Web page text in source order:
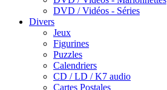
DVD / Vidéos - Séries
Divers
Jeux
Figurines
Puzzles
Calendriers
CD / LD / K7 audio
Cartes Postales